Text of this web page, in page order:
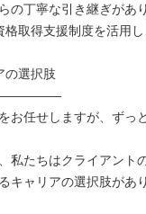
丁寧な引き継ぎがあ
取得支援制度を活用し
の選択肢
お任せしますが、ず
私たちはクライアント
キャリアの選択肢があ